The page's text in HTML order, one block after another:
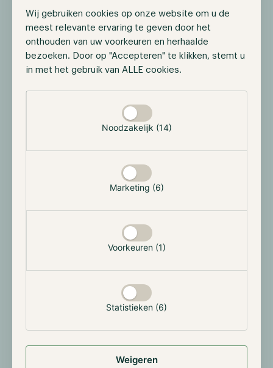
Wij gebruiken cookies op onze website om u de
meest relevante ervaring te geven door het
onthouden van uw voorkeuren en herhaalde
bezoeken. Door op "Accepteren" te klikken, stemt u
in met het gebruik van ALLE cookies.
Noodzakelijk (14)
Marketing (6)
Voorkeuren (1)
Statistieken (6)
Weigeren
de trader een trendlijn op de grafiek tekenen om de
algemene richting en het traject van het activum vast
te stellen. Een trendlijn kan fungeren als een support-
en resistancelijn, zoals geïllustreerd wordt in de
onderstaande afbeelding.
Bron: tradingview.com
Wanneer de prijs zich tussen twee lijnen beweegt en
steeds hogere hoogtepunten en dieptepunten
bereikt, spreken we van een opwaartse trend. De prijs
totdat de trend wordt doorbroken. Dit kan gebeuren
door een neerwaartse correctie waarbij de prijs onder
de supportlijn komt, of door een sterke opwaartse
beweging die de resistance doorbreekt. Bij het kopen
of verkopen van nieuwe cryptocurrencies worden
deze niveaus van lijnen gebruikt en zijn ze cruciaal bij
het opzetten van inkoop- en verkoopstrategieën.